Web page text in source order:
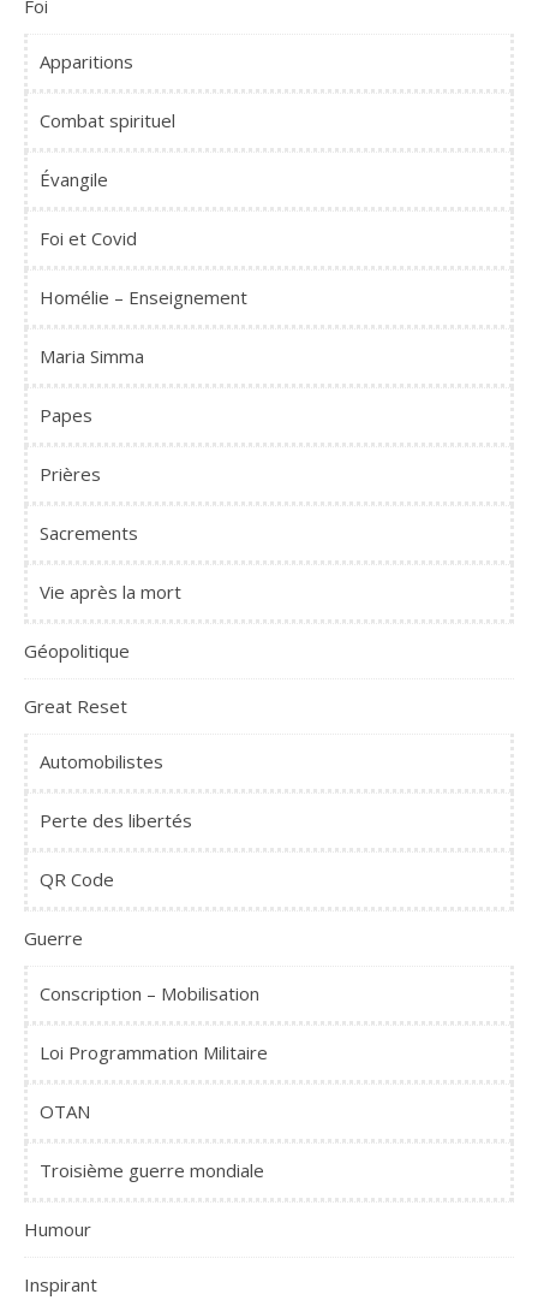
Foi
Apparitions
Combat spirituel
Évangile
Foi et Covid
Homélie – Enseignement
Maria Simma
Papes
Prières
Sacrements
Vie après la mort
Géopolitique
Great Reset
Automobilistes
Perte des libertés
QR Code
Guerre
Conscription – Mobilisation
Loi Programmation Militaire
OTAN
Troisième guerre mondiale
Humour
Inspirant